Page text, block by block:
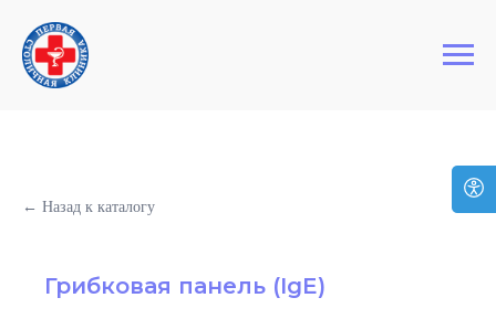
Первая Столичная Клиника
← Назад к каталогу
Грибковая панель (IgE)